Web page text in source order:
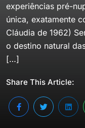
experiências pré-
única, exatamente
Cláudia de 1962)
o destino natural
[…]
Share This Article: